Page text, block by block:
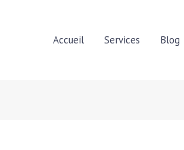
Accueil Services Blog